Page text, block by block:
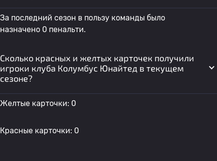
За последний сезон в пользу команды было
назначено 0 пенальти.
Сколько красных и желтых карточек получили
игроки клуба Колумбус Юнайтед в текущем
сезоне?
Желтые карточки: 0
Красные карточки: 0